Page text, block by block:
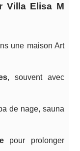
Villa Elisa M
une maison Art
, souvent avec
de nage, sauna
pour prolonger